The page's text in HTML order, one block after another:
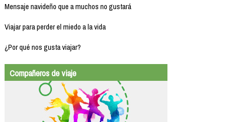
Mensaje navideño que a muchos no gustará
Viajar para perder el miedo a la vida
¿Por qué nos gusta viajar?
Compañeros de viaje